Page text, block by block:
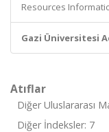
Resources
Gazi Üniversitesi
Atıflar
Diğer Uluslararası
Diğer İndeksler: 7